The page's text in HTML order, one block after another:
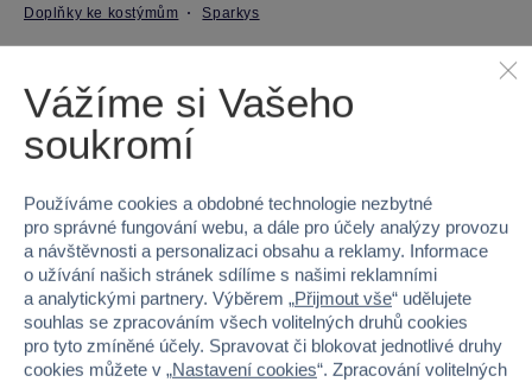
Doplňky ke kostýmům Sparkys
EAN
Kód produktu 23K-BOX40P
Značka Sparkys
Věk od 3
Pohlaví HOLKA, KLUK
Vážíme si Vašeho
soukromí
Používáme cookies a obdobné technologie nezbytné
pro správné fungování webu, a dále pro účely analýzy provozu
a návštěvnosti a personalizaci obsahu a reklamy. Informace
o užívání našich stránek sdílíme s našimi reklamními
a analytickými partnery. Výběrem „Přijmout vše“ udělujete
souhlas se zpracováním všech volitelných druhů cookies
pro tyto zmíněné účely. Spravovat či blokovat jednotlivé druhy
cookies můžete v „Nastavení cookies“. Zpracování volitelných